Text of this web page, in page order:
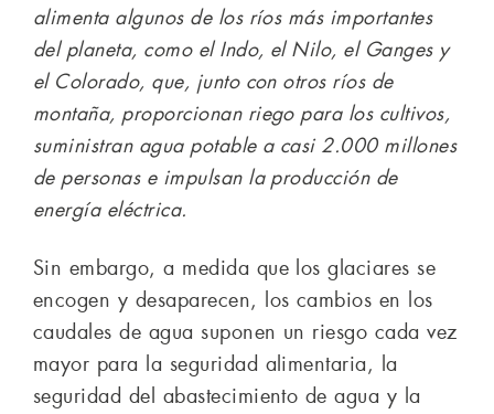
alimenta algunos de los ríos más importantes
del planeta, como el Indo, el Nilo, el Ganges y
el Colorado, que, junto con otros ríos de
montaña, proporcionan riego para los cultivos,
suministran agua potable a casi 2.000 millones
de personas e impulsan la producción de
energía eléctrica.
Sin embargo, a medida que los glaciares se
encogen y desaparecen, los cambios en los
caudales de agua suponen un riesgo cada vez
mayor para la seguridad alimentaria, la
seguridad del abastecimiento de agua y la